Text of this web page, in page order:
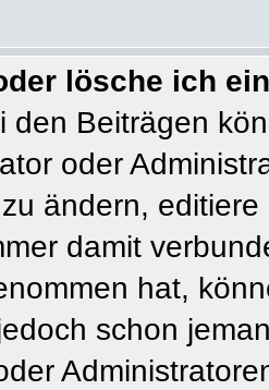
lösche ich
den Beiträgen
oder
ändern,
damit
hat,
schon